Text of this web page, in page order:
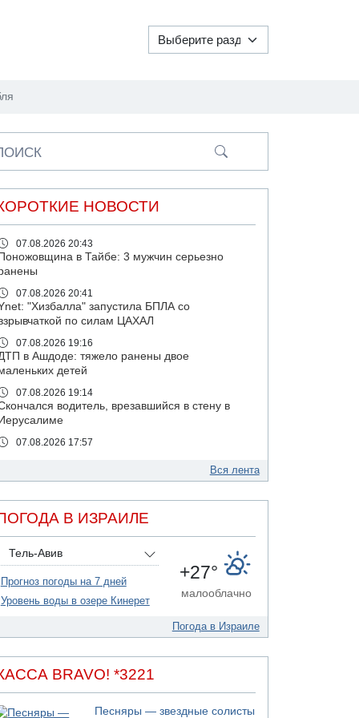
НОВОСТИ
07.08.2026 20:43
Поножовщина в Тайбе: 3 мужчин серьезно
07.08.2026 20:41
"Хизбалла" запустила БПЛА со
по силам ЦАХАЛ
07.08.2026 19:16
в Ашдоде: тяжело ранены двое
детей
07.08.2026 19:14
водитель, врезавшийся в стену в
Иерусалиме
07.08.2026 17:57
подозреваемого в коррупционных
с Йоавом Элиаси
07.08.2026 17:51
БАГАЦ отказался заморозить лишение
налоговых льгот для уклонистов-харедим
07.08.2026 17:48
В Иерусалиме водитель врезался в забор и
07.08.2026 13:47
армия сообщила о ранении
Вся лента
В ИЗРАИЛЕ
Тель-Авив
Прогноз погоды на 7 дней
Уровень воды в озере Кинерет
+27°
малооблачно
Погода в Израиле
BRAVO! *3221
Песняры — звездные солисты